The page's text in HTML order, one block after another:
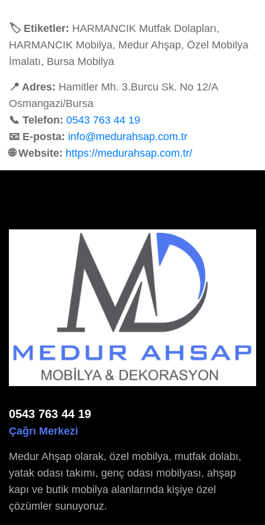
🏷️ Etiketler: HARMANCIK Mutfak Dolapları,
HARMANCIK Mobilya, Medur Ahşap, Özel Mobilya
İmalatı, Bursa Mobilya
📍 Adres: Hamitler Mh. 3.Burcu Sk. No 12/A
Osmangazi/Bursa
📞 Telefon: 0543 763 44 19
📧 E-posta: info@medurahsap.com.tr
🌐 Website: https://medurahsap.com.tr/
0543 763 44 19
Çağrı Merkezi
Medur Ahşap olarak, özel mobilya, mutfak dolabı,
yatak odası takımı, genç odası mobilyası, ahşap
kapı ve butik mobilya alanlarında kişiye özel
çözümler sunuyoruz.